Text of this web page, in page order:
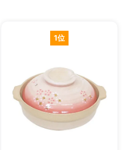
1位